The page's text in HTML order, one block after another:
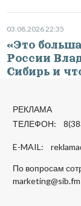
03.08.2026 22:35
«Это
России
Сибирь и
РЕКЛАМА
ТЕЛЕФОН:
E-MAIL:
По вопросам
marketing@sib.fm